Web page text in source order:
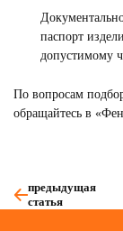
паспорт
допустимому
По вопросам
обращайтесь в
предыдущая
статья